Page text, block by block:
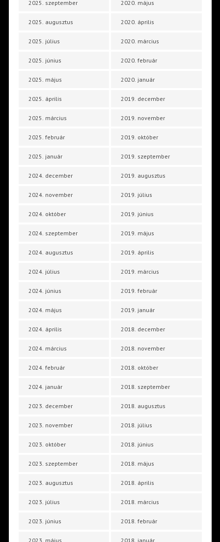
2025. szeptember
2025. augusztus
2025. július
2025. június
2025. május
2025. április
2025. március
2025. február
2025. január
2024. december
2024. november
2024. október
2024. szeptember
2024. augusztus
2024. július
2024. június
2024. május
2024. április
2024. március
2024. február
2024. január
2023. december
2023. november
2023. október
2023. szeptember
2023. augusztus
2023. július
2023. június
2023. május
2020. május
2020. április
2020. március
2020. február
2020. január
2019. december
2019. november
2019. október
2019. szeptember
2019. augusztus
2019. július
2019. június
2019. május
2019. április
2019. március
2019. február
2019. január
2018. december
2018. november
2018. október
2018. szeptember
2018. augusztus
2018. július
2018. június
2018. május
2018. április
2018. március
2018. február
2018. január